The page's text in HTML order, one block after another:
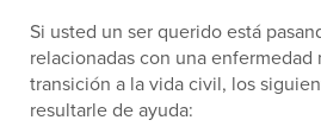
Si usted un ser querido está
relacionadas con una enfermedad
transición a la vida civil, los
resultarle de ayuda: